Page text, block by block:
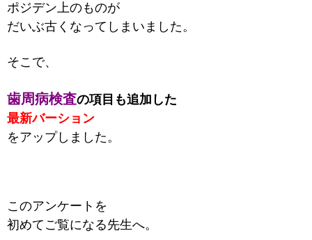
ポジデン上のものが
だいぶ古くなって しまいました。
そこで、
歯周病検査の項目も追加した
最新バーション
をアップしました。
このアンケートを
初めてご覧になる先生へ。